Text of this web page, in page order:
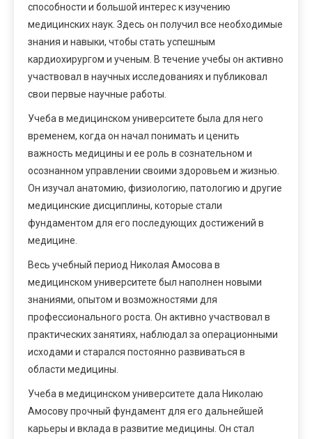
способности и большой интерес к изучению
медицинских наук. Здесь он получил все необходимые
знания и навыки, чтобы стать успешным
кардиохирургом и ученым. В течение учебы он активно
участвовал в научных исследованиях и публиковал
свои первые научные работы.
Учеба в медицинском университете была для него
временем, когда он начал понимать и ценить
важность медицины и ее роль в сознательном и
осознанном управлении своими здоровьем и жизнью.
Он изучал анатомию, физиологию, патологию и другие
медицинские дисциплины, которые стали
фундаментом для его последующих достижений в
медицине.
Весь учебный период Николая Амосова в
медицинском университете был наполнен новыми
знаниями, опытом и возможностями для
профессионального роста. Он активно участвовал в
практических занятиях, наблюдал за операционными
исходами и старался постоянно развиваться в
области медицины.
Учеба в медицинском университете дала Николаю
Амосову прочный фундамент для его дальнейшей
карьеры и вклада в развитие медицины. Он стал